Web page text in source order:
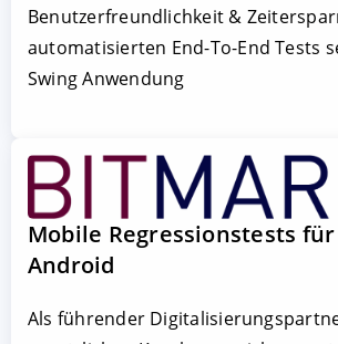
Benutzerfreundlichkeit &
automatisierten End-To-End Tests
Swing Anwendung
Mobile Regressionstests für
Android
Als führender